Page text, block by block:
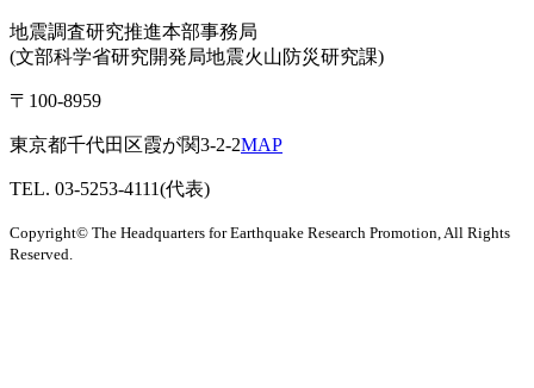
地震調査研究推進本部事務局
(文部科学省研究開発局地震火山防災研究課)
〒100-8959
東京都千代田区霞が関3-2-2MAP
TEL. 03-5253-4111(代表)
Copyright© The Headquarters for Earthquake Research Promotion, All Rights
Reserved.